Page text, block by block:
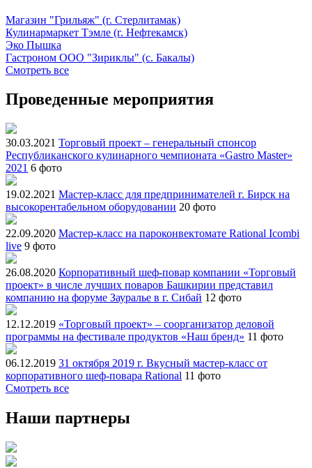
Магазин "Грильяж" (г. Стерлитамак)
Кулинармаркет Тэмле (г. Нефтекамск)
Эко Пышка
Гастроном ООО "Зириклы" (с. Бакалы)
Смотреть все
Проведенные мероприятия
30.03.2021 Торговый проект – генеральный спонсор
Республиканского кулинарного чемпионата «Gastro Master»
2021 6 фото
19.02.2021 Мастер-класс для предпринимателей г. Бирск на
высокорентабельном оборудовании 20 фото
22.09.2020 Мастер-класс на пароконвектомате Rational Icombi
live 9 фото
26.08.2020 Корпоративный шеф-повар компании «Торговый
проект» в числе лучших поваров Башкирии представил
компанию на форуме Зауралье в г. Сибай 12 фото
12.12.2019 «Торговый проект» – соорганизатор деловой
программы на фестивале продуктов «Наш бренд» 11 фото
06.12.2019 31 октября 2019 г. Вкусный мастер-класс от
корпоративного шеф-повара Rational 11 фото
Смотреть все
Наши партнеры